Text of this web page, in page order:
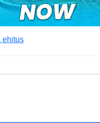
ehitus